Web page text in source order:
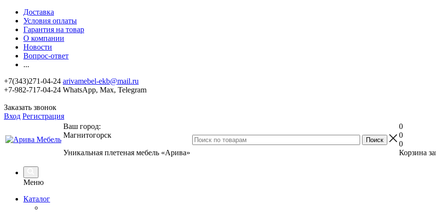
Доставка
Условия оплаты
Гарантия на товар
О компании
Новости
Вопрос-ответ
...
+7(343)271-04-24 arivamebel-ekb@mail.ru
+7-982-717-04-24 WhatsApp, Max, Telegram
Заказать звонок
Вход Регистрация
Ваш город:
Магнитогорск
Уникальная плетеная мебель «Арива»
0
0
0
Корзина
Меню
Каталог